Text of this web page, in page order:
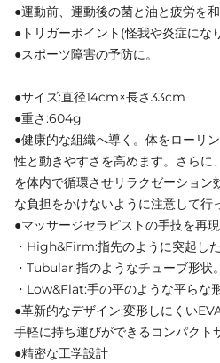
●運動前、運動後の菌と油と疲労を和
●トリガーポイント(怪我や炎症にな
●スポーツ障害の予防に。
●サイズ:直径14cm×長さ33cm
●重さ:604g
●健康的な組織へ導く。体をローリ
性と動きやすさを高めます。さらに
を体内で循環させリラクゼーション
な負担をかけないように注意して行
●マッサージセラピストの手技を再現
・High&Firm:指先のように突起した
・Tubular:指のようなチューブ形状。
・Low&Flat:手の平のような平らな形
●革新的なデザイン:変形しにくい
手軽に持ち運びができるコンパクト
●精密な工学設計